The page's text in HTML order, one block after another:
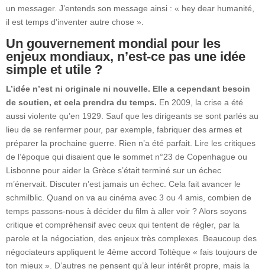
un messager. J’entends son message ainsi : « hey dear humanité,
il est temps d’inventer autre chose ».
Un gouvernement mondial pour les
enjeux mondiaux, n’est-ce pas une idée
simple et utile ?
L’idée n’est ni originale ni nouvelle. Elle a cependant besoin
de soutien, et cela prendra du temps. En 2009, la crise a été
aussi violente qu’en 1929. Sauf que les dirigeants se sont parlés au
lieu de se renfermer pour, par exemple, fabriquer des armes et
préparer la prochaine guerre. Rien n’a été parfait. Lire les critiques
de l’époque qui disaient que le sommet n°23 de Copenhague ou
Lisbonne pour aider la Grèce s’était terminé sur un échec
m’énervait. Discuter n’est jamais un échec. Cela fait avancer le
schmilblic. Quand on va au cinéma avec 3 ou 4 amis, combien de
temps passons-nous à décider du film à aller voir ? Alors soyons
critique et compréhensif avec ceux qui tentent de régler, par la
parole et la négociation, des enjeux très complexes. Beaucoup des
négociateurs appliquent le 4ème accord Toltèque « fais toujours de
ton mieux ». D’autres ne pensent qu’à leur intérêt propre, mais la